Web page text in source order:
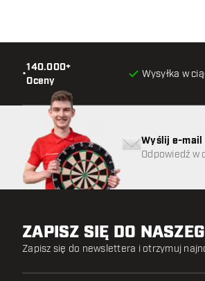
•
140.000+
Oceny
Wysyłka w
Wyślij e-mail
Odpowiedź w
ZAPISZ SIĘ DO
Zapisz się do newslettera i otrzymuj